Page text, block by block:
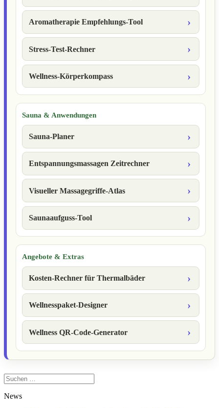
Aromatherapie Empfehlungs-Tool
Stress-Test-Rechner
Wellness-Körperkompass
Sauna & Anwendungen
Sauna-Planer
Entspannungsmassagen Zeitrechner
Visueller Massagegriffe-Atlas
Saunaaufguss-Tool
Angebote & Extras
Kosten-Rechner für Thermalbäder
Wellnesspaket-Designer
Wellness QR-Code-Generator
Suchen
nach:
News